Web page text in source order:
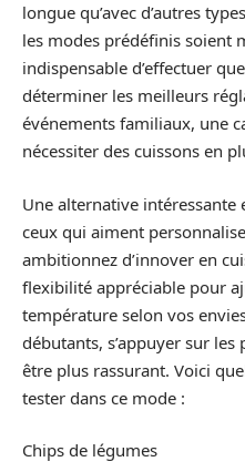
longue qu’avec d’autres
les modes prédéfinis soient
indispensable d’effectuer
déterminer les meilleurs
événements familiaux, une
nécessiter des cuissons en
Une alternative
ceux qui aiment
ambitionnez d’innover en
flexibilité appréciable pour
température selon vos
débutants, s’appuyer sur
être plus rassurant. Voici
tester dans ce mode :
Chips de légumes